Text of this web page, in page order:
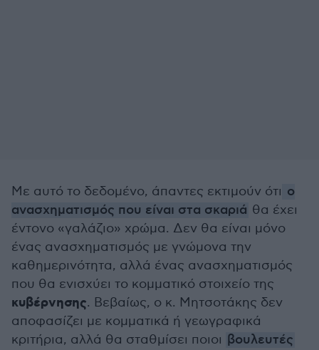
Με αυτό το δεδομένο, άπαντες εκτιμούν ότι ο
ανασχηματισμός που είναι στα σκαριά θα έχει
έντονο «γαλάζιο» χρώμα. Δεν θα είναι μόνο
ένας ανασχηματισμός με γνώμονα την
καθημερινότητα, αλλά ένας ανασχηματισμός
που θα ενισχύει το κομματικό στοιχείο της
κυβέρνησης. Βεβαίως, ο κ. Μητσοτάκης δεν
αποφασίζει με κομματικά ή γεωγραφικά
κριτήρια, αλλά θα σταθμίσει ποιοι βουλευτές